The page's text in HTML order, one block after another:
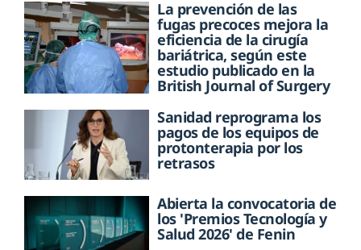
La prevención de las
fugas precoces mejora la
eficiencia de la cirugía
bariátrica, según este
estudio publicado en la
British Journal of Surgery
Sanidad reprograma los
pagos de los equipos de
protonterapia por los
retrasos
Abierta la convocatoria de
los 'Premios Tecnología y
Salud 2026' de Fenin